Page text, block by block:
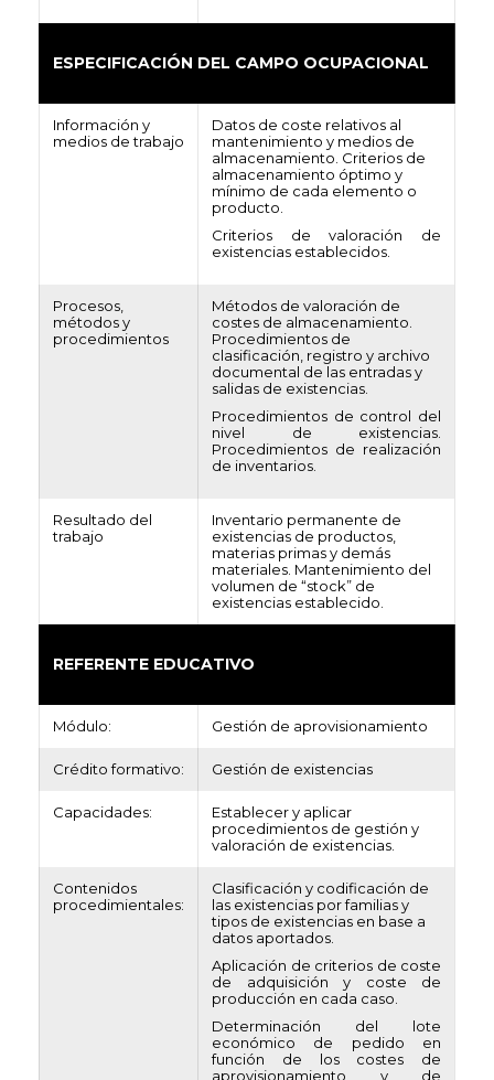
ESPECIFICACIÓN DEL CAMPO OCUPACIONAL
Información y
medios de trabajo
Datos de coste relativos al
mantenimiento y medios de
almacenamiento. Criterios de
almacenamiento óptimo y
mínimo de cada elemento o
producto.
Criterios de valoración de
existencias establecidos.
Procesos,
métodos y
procedimientos
Métodos de valoración de
costes de almacenamiento.
Procedimientos de
clasificación, registro y archivo
documental de las entradas y
salidas de existencias.
Procedimientos de control del
nivel de existencias.
Procedimientos de realización
de inventarios.
Resultado del
trabajo
Inventario permanente de
existencias de productos,
materias primas y demás
materiales. Mantenimiento del
volumen de “stock” de
existencias establecido.
REFERENTE EDUCATIVO
Módulo: Gestión de aprovisionamiento
Crédito formativo: Gestión de existencias
Capacidades:
Establecer y aplicar
procedimientos de gestión y
valoración de existencias.
Contenidos
procedimientales:
Clasificación y codificación de
las existencias por familias y
tipos de existencias en base a
datos aportados.
Aplicación de criterios de coste
de adquisición y coste de
producción en cada caso.
Determinación del lote
económico de pedido en
función de los costes de
aprovisionamiento y de